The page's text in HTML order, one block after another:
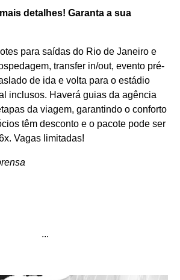
detalhes! Garanta a sua
para saídas do Rio de Janeiro e
transfer in/out, evento pré-
de ida e volta para o estádio
inclusos. Haverá guias da agência
da viagem, garantindo o conforto
têm desconto e o pacote pode ser
Vagas limitadas!
...